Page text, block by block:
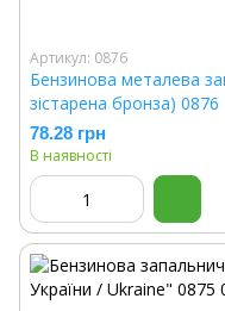
Артикул: 0876
Бензинова металева
зістарена бронза) 0876
78.28 грн
В наявності